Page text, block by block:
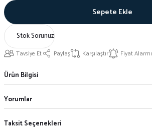
Sepete Ekle
Stok Sorunuz
Tavsiye Et Paylaş Karşılaştır Fiyat Alarmı
Ürün Bilgisi
Yorumlar
Taksit Seçenekleri